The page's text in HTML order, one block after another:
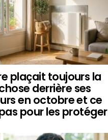
plaçait toujours la
derrière ses
en octobre et ce
pour les protéger